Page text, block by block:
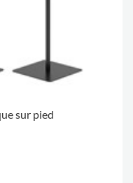
sur pied